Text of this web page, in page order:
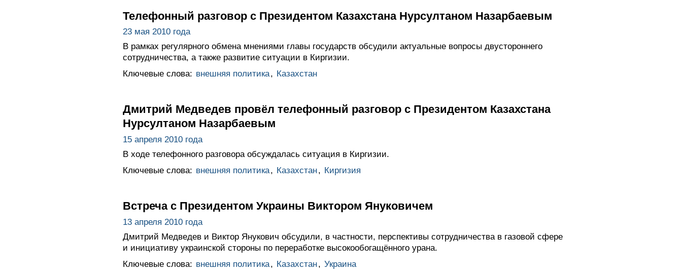
Телефонный разговор с Президентом Казахстана Нурсултаном Назарбаевым
23 мая 2010 года
В рамках регулярного обмена мнениями главы государств обсудили актуальные вопросы двустороннего
сотрудничества, а также развитие ситуации в Киргизии.
Ключевые слова: внешняя политика, Казахстан
Дмитрий Медведев провёл телефонный разговор с Президентом Казахстана
Нурсултаном Назарбаевым
15 апреля 2010 года
В ходе телефонного разговора обсуждалась ситуация в Киргизии.
Ключевые слова: внешняя политика, Казахстан, Киргизия
Встреча с Президентом Украины Виктором Януковичем
13 апреля 2010 года
Дмитрий Медведев и Виктор Янукович обсудили, в частности, перспективы сотрудничества в газовой сфере
и инициативу украинской стороны по переработке высокообогащённого урана.
Ключевые слова: внешняя политика, Казахстан, Украина